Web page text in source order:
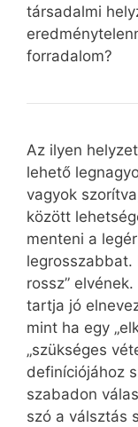
társadalmi
forradalom?
Az ilyen
lehető
vagyok
között
menteni a
legrosszabbat.
rossz”
tartja jó
mint ha egy
„szükséges
definíciójához
szabadon
szó a válsztás